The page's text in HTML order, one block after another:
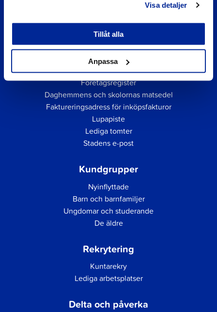
Visa detaljer
Tillåt alla
Anpassa
Snabblänkar
Företagsregister
Daghemmens och skolornas matsedel
Faktureringsadress för inköpsfakturor
Lupapiste
Lediga tomter
Stadens e-post
Kundgrupper
Nyinflyttade
Barn och barnfamiljer
Ungdomar och studerande
De äldre
Rekrytering
Kuntarekry
Lediga arbetsplatser
Delta och påverka